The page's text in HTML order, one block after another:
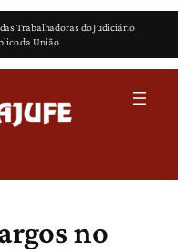
Trabalhadoras do Judiciário
da União
no